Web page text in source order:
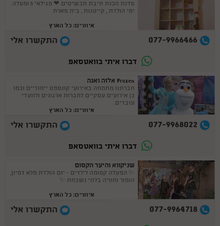
סדנת הכנת תיבת תכשיטים ❤ מגילאי 5 ומעלה.
ימי הולדת , קייטנות , בית מארח
איזורים: כל הארץ
077-9966466 התקשרו אלי
דברו איתי בוואטסאפ
Frozen אלזה ואנה
חברתנו מתמחה באירועי קונספט ייחודיים וכמו
כן אירועים עסקיים לחברות ארגונים ולוועדי
עובדים.
איזורים: כל הארץ
077-9968022 התקשרו אלי
דברו איתי בוואטסאפ
שניקווא והיער הקסום
✨ הפעלה קסומה לילדים - יום הולדת מלא דמיון,
הומור וחוויה בלתי נשכחת ✨
איזורים: כל הארץ
077-9964718 התקשרו אלי